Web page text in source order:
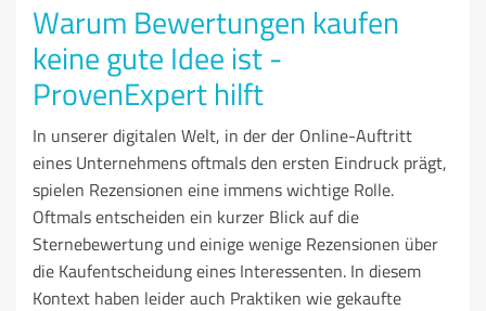
Warum Bewertungen kaufen
keine gute Idee ist -
ProvenExpert hilft
In unserer digitalen Welt, in der der Online-Auftritt
eines Unternehmens oftmals den ersten Eindruck prägt,
spielen Rezensionen eine immens wichtige Rolle.
Oftmals entscheiden ein kurzer Blick auf die
Sternebewertung und einige wenige Rezensionen über
die Kaufentscheidung eines Interessenten. In diesem
Kontext haben leider auch Praktiken wie gekaufte